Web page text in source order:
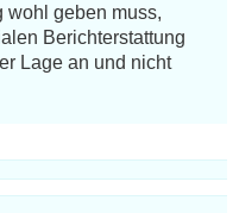
wohl geben muss,
Berichterstattung
Lage an und nicht